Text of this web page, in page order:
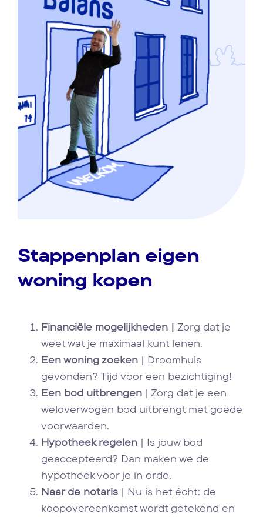
Stappenplan eigen
woning kopen
Financiële mogelijkheden | Zorg dat je
weet wat je maximaal kunt lenen.
Een woning zoeken | Droomhuis
gevonden? Tijd voor een bezichtiging!
Een bod uitbrengen | Zorg dat je een
weloverwogen bod uitbrengt met goede
voorwaarden.
Hypotheek regelen | Is jouw bod
geaccepteerd? Dan maken we de
hypotheek voor je in orde.
Naar de notaris | Nu is het écht: de
koopovereenkomst wordt getekend en